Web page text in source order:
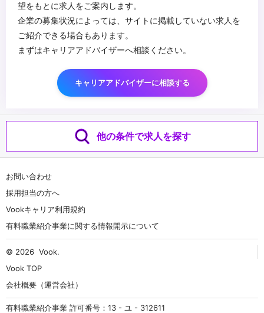
望をもとに求人をご案内します。
企業の募集状況によっては、サイトに掲載していない求人を
ご紹介できる場合もあります。
まずはキャリアアドバイザーへ相談ください。
キャリアアドバイザーに相談する
他の条件で求人を探す
お問い合わせ
採用担当の方へ
Vookキャリア利用規約
有料職業紹介事業に関する情報開示について
© 2026 Vook.
Vook TOP
会社概要（運営会社）
有料職業紹介事業 許可番号：13 - ユ - 312611